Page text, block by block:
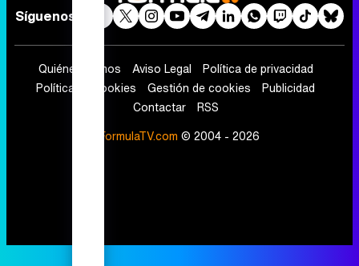
Síguenos
Quiénes somos Aviso Legal
Política de privacidad
Política de cookies
Gestión de cookies
Publicidad
Contactar
RSS
FormulaTV.com © 2004 - 2026